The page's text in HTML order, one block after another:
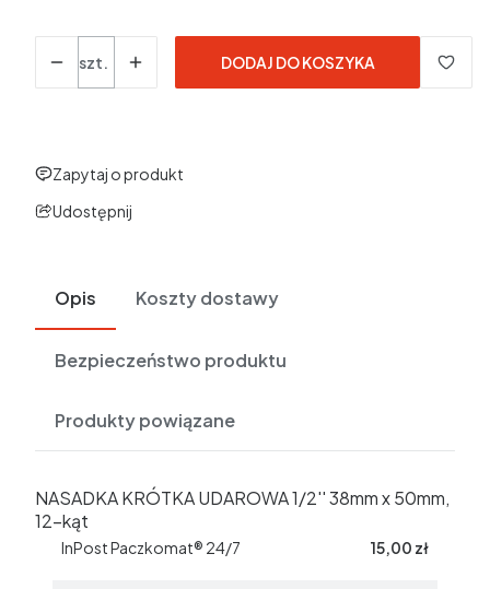
szt.
DODAJ DO KOSZYKA
Zapytaj o produkt
Udostępnij
Opis Koszty dostawy
Bezpieczeństwo produktu
Produkty powiązane
NASADKA KRÓTKA UDAROWA 1/2'' 38mm x 50mm,
12-kąt
InPost Paczkomat® 24/7 15,00 zł